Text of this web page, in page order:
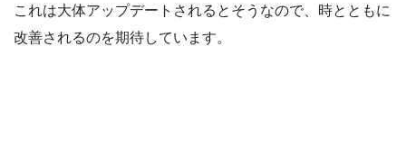
これは大体アップデートされるとそうなので、時とともに
改善されるのを期待しています。